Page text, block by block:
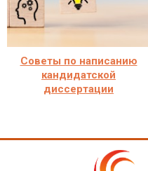
Советы по написанию
кандидатской
диссертации